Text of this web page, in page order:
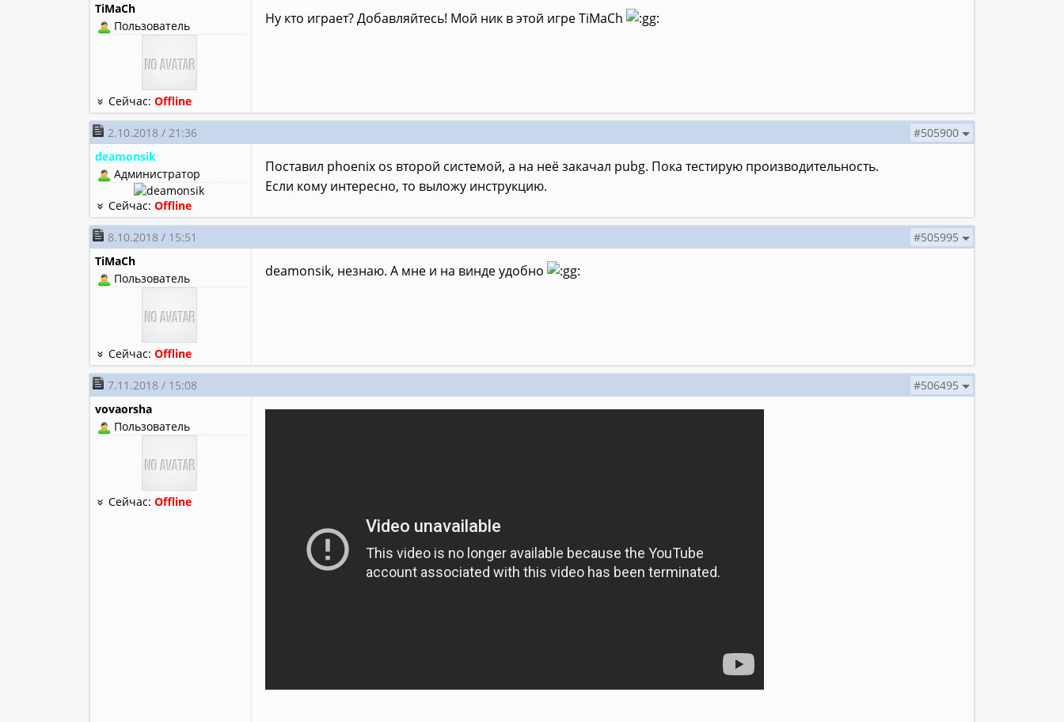
TiMaCh
Пользователь
Сейчас:Offline
Ну кто играет? Добавляйтесь! Мой ник в этой игре TiMaCh
2.10.2018 / 21:36
#505900
deamonsik
Администратор
Сейчас:Offline
Поставил phoenix os второй системой, а на неё закачал pubg. Пока тестирую производительность.
Если кому интересно, то выложу инструкцию.
8.10.2018 / 15:51
#505995
TiMaCh
Пользователь
Сейчас:Offline
deamonsik, незнаю. А мне и на винде удобно
7.11.2018 / 15:08
#506495
vovaorsha
Пользователь
Сейчас:Offline